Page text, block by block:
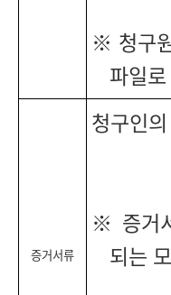
※ 청구
파일
증거서류
청구인
※ 증거
되는